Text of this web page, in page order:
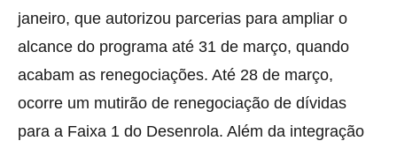
janeiro, que autorizou parcerias para ampliar o
alcance do programa até 31 de março, quando
acabam as renegociações. Até 28 de março,
ocorre um mutirão de renegociação de dívidas
para a Faixa 1 do Desenrola. Além da integração